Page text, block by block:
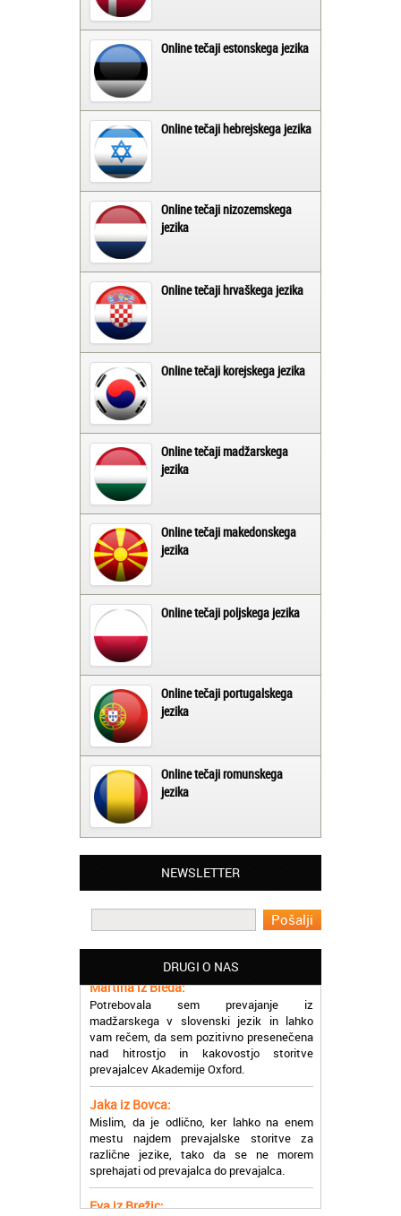
Online tečaji estonskega jezika
Online tečaji hebrejskega jezika
Online tečaji nizozemskega
jezika
Online tečaji hrvaškega jezika
Online tečaji korejskega jezika
Online tečaji madžarskega
jezika
Online tečaji makedonskega
jezika
Online tečaji poljskega jezika
Online tečaji portugalskega
jezika
Online tečaji romunskega
jezika
NEWSLETTER
DRUGI O NAS
Matjaž iz Ajdovščine:
Lahko pohvalim vse zaposlene v Akademiji
Oxford, ker so resnično profesionalni in
prevajalske storitve opravljajo hitro in
Potrebovala sem prevajanje iz
madžarskega v slovenski jezik in lahko
vam rečem, da sem pozitivno presenečena
nad hitrostjo in kakovostjo storitve
prevajalcev Akademije Oxford.
Jaka iz Bovca:
Mislim, da je odlično, ker lahko na enem
mestu najdem prevajalske storitve za
različne jezike, tako da se ne morem
sprehajati od prevajalca do prevajalca.
Eva iz Brežic: